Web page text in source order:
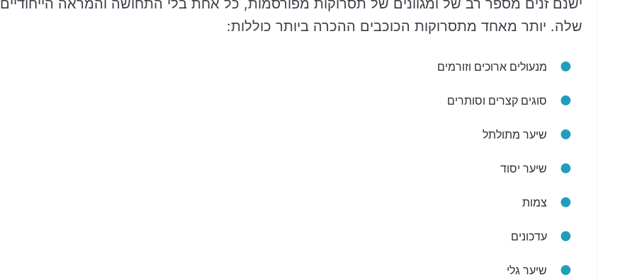
ישנם זנים מספר רב של ומגוונים של תסרוקות מפורסמות, כל אחת בלי התחושה והמראה הייחודיים
שלה. יותר מאחד מתסרוקות הכוכבים ההכרה ביותר כוללות:
מנעולים ארוכים וזורמים
סוגים קצרים וסותרים
שיער מתולתל
שיער יסוד
צמות
עדכונים
שיער גלי